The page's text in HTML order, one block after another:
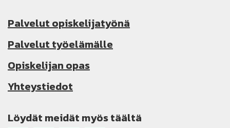
Palvelut opiskelijatyönä
Palvelut työelämälle
Opiskelijan opas
Yhteystiedot
Löydät meidät myös täältä